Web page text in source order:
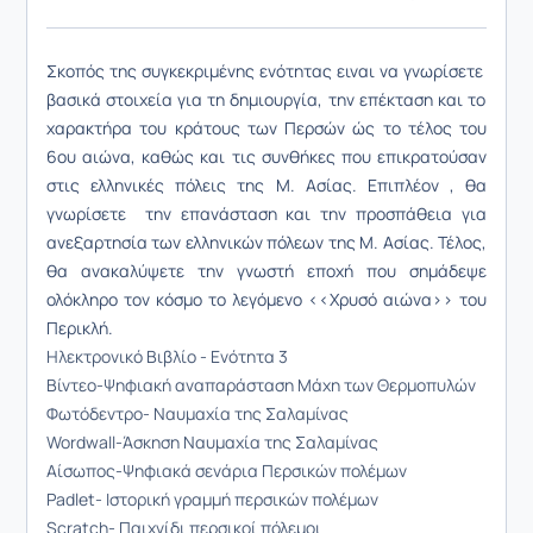
Σκοπός της συγκεκριμένης ενότητας ειναι να γνωρίσετε
βασικά στοιχεία για τη δημιουργία, την επέκταση και το
χαρακτήρα του κράτους των Περσών ώς το τέλος του
6oυ αιώνα, καθώς και τις συνθήκες που επικρατούσαν
στις ελληνικές πόλεις της Μ. Ασίας. Επιπλέον , θα
γνωρίσετε την επανάσταση και την προσπάθεια για
ανεξαρτησία των ελληνικών πόλεων της Μ. Ασίας. Τέλος,
θα ανακαλύψετε την γνωστή εποχή που σημάδεψε
ολόκληρο τον κόσμο το λεγόμενο <<Χρυσό αιώνα>> του
Περικλή.
Ηλεκτρονικό Βιβλίο - Ενότητα 3
Βίντεο-Ψηφιακή αναπαράσταση Μάχη των Θερμοπυλών
Φωτόδεντρο- Ναυμαχία της Σαλαμίνας
Wordwall-Άσκηση Ναυμαχία της Σαλαμίνας
Αίσωπος-Ψηφιακά σενάρια Περσικών πολέμων
Padlet- Ιστορική γραμμή περσικών πολέμων
Scratch- Παιχνίδι περσικοί πόλεμοι